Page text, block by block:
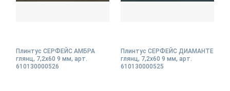
Плинтус СЕРФЕЙС АМБРА
глянц, 7,2x60 9 мм, арт.
610130000526
Плинтус СЕРФЕЙС ДИАМАНТЕ
глянц, 7,2x60 9 мм, арт.
610130000525